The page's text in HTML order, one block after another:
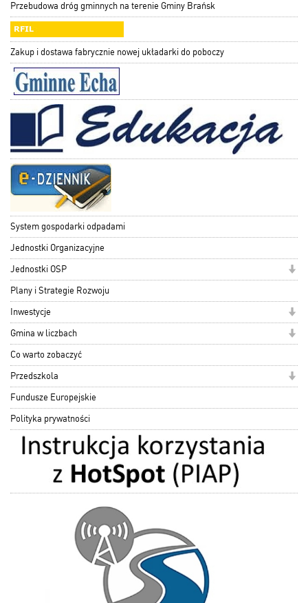
Przebudowa dróg gminnych na terenie Gminy Brańsk
Zakup i dostawa fabrycznie nowej układarki do poboczy
System gospodarki odpadami
Jednostki Organizacyjne
Jednostki OSP
Plany i Strategie Rozwoju
Inwestycje
Gmina w liczbach
Co warto zobaczyć
Przedszkola
Fundusze Europejskie
Polityka prywatności